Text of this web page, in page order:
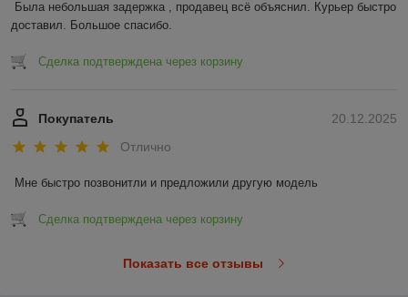
Была небольшая задержка , продавец всё объяснил. Курьер быстро
доставил. Большое спасибо.
Сделка подтверждена через корзину
20.12.2025
Покупатель
Отлично
Мне быстро позвонитли и предложили другую модель
Сделка подтверждена через корзину
Показать все отзывы